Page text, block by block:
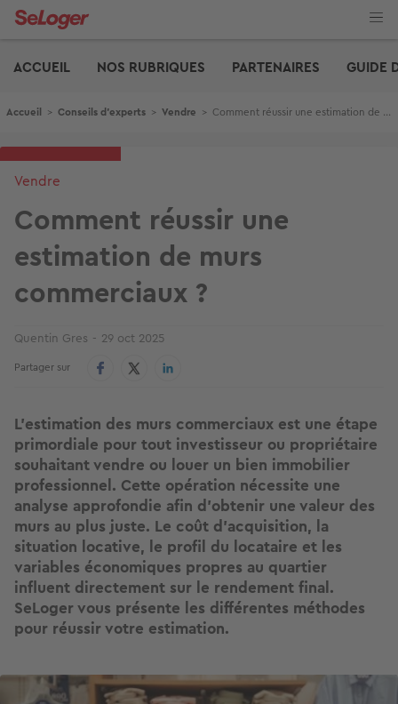
Aller
ACCUEIL
NOS RUBRIQUES PARTENAIRES GUIDE
Fil d'Ariane
Accueil > Conseils d'experts > Vendre > Comment réussir une estimation de murs commerciaux ?
Vendre
Comment réussir une
estimation de murs
commerciaux ?
Quentin Gres 29 oct 2025
Partager sur
L’estimation des murs commerciaux est une étape
primordiale pour tout investisseur ou propriétaire
souhaitant vendre ou louer un bien immobilier
professionnel. Cette opération nécessite une
analyse approfondie afin d'obtenir une valeur des
murs au plus juste. Le coût d’acquisition, la
situation locative, le profil du locataire et les
variables économiques propres au quartier
influent directement sur le rendement final.
SeLoger vous présente les différentes méthodes
pour réussir votre estimation.
Image